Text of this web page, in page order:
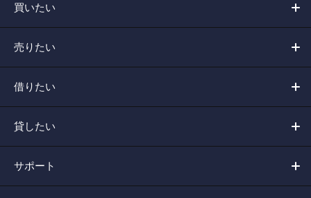
買いたい
売りたい
借りたい
貸したい
サポート